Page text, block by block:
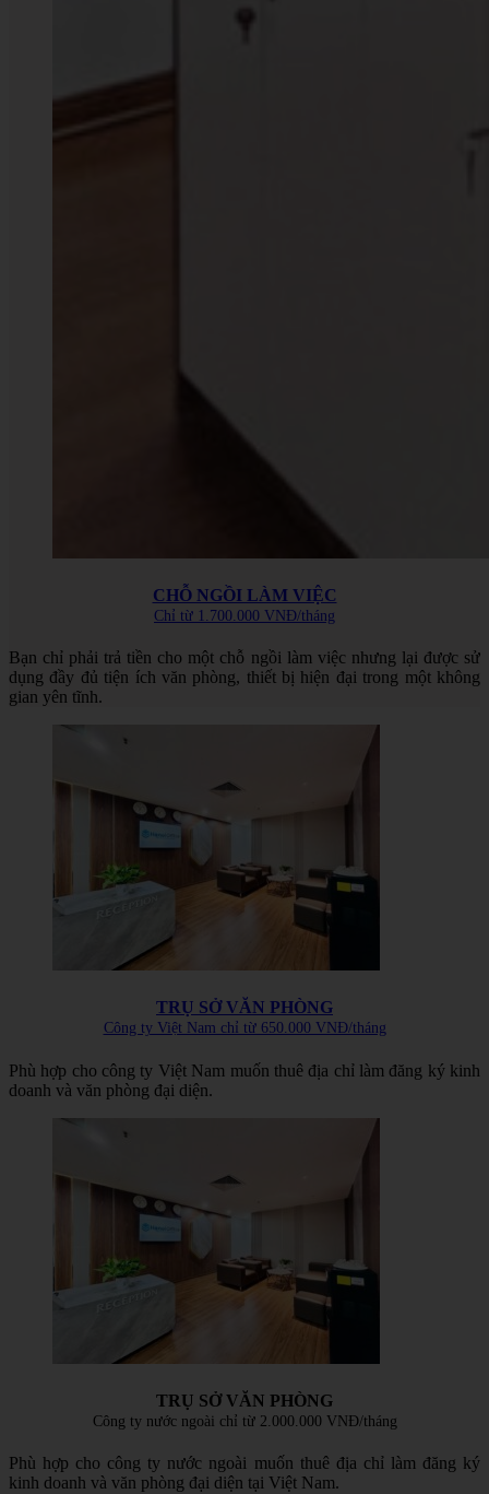
CHỖ NGỒI LÀM VIỆC
Chỉ từ 1.700.000 VNĐ/tháng
Bạn chỉ phải trả tiền cho một chỗ ngồi làm việc nhưng lại được sử
dụng đầy đủ tiện ích văn phòng, thiết bị hiện đại trong một không
gian yên tĩnh.
TRỤ SỞ VĂN PHÒNG
Công ty Việt Nam chỉ từ 650.000 VNĐ/tháng
Phù hợp cho công ty Việt Nam muốn thuê địa chỉ làm đăng ký kinh
doanh và văn phòng đại diện.
TRỤ SỞ VĂN PHÒNG
Công ty nước ngoài chỉ từ 2.000.000 VNĐ/tháng
Phù hợp cho công ty nước ngoài muốn thuê địa chỉ làm đăng ký
kinh doanh và văn phòng đại diện tại Việt Nam.